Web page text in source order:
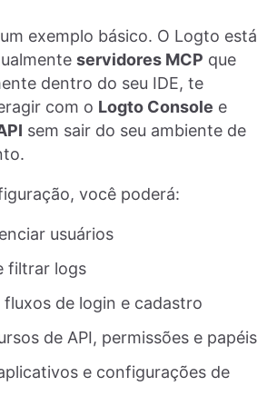
exemplo básico. O Logto está
servidores MCP que
dentro do seu IDE, te
com o Logto Console e
sem sair do seu ambiente de
você poderá:
usuários
filtrar logs
de login e cadastro
de API, permissões e papéis
e configurações de